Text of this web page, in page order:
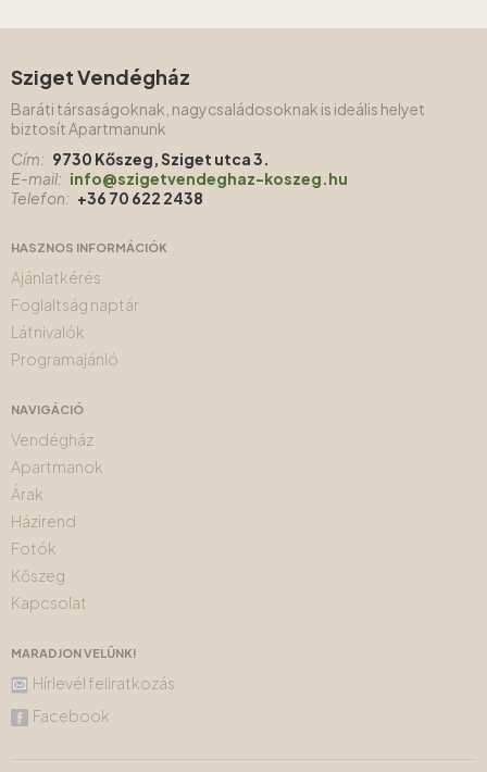
Sziget Vendégház
Baráti társaságoknak, nagycsaládosoknak is ideális helyet
biztosít Apartmanunk
Cím: 9730 Kőszeg, Sziget utca 3.
E-mail: info@szigetvendeghaz-koszeg.hu
Telefon: +36 70 622 2438
HASZNOS INFORMÁCIÓK
Ajánlatkérés
Foglaltság naptár
Látnivalók
Programajánló
NAVIGÁCIÓ
Vendégház
Apartmanok
Árak
Házirend
Fotók
Kőszeg
Kapcsolat
MARADJON VELÜNK!
Hírlevél feliratkozás
Facebook